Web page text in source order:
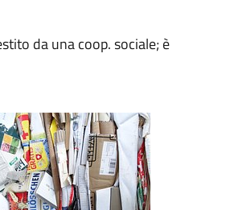
da una coop. sociale; è